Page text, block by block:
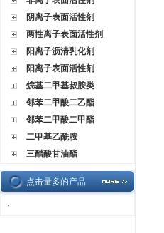
阴离子表面活性剂
两性离子表面活性剂
阳离子沥清乳化剂
阳离子表面活性剂
烷基二甲基叔胺类
邻苯二甲酸二乙酯
邻苯二甲酸二甲酯
二甲基乙酰胺
三醋酸甘油酯
点击量多的产品
·